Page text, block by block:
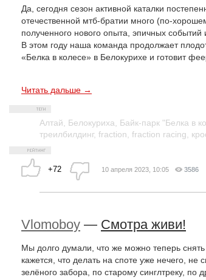
Да, сегодня сезон активной каталки
отечественной мтб-братии много (по-
полученного нового опыта, эпичных событий
В этом году наша команда продолжает
«Белка в колесе» в Белокурихе и готовит
Читать дальше →
Алтай, Белокуриха, Байк-парк "Белка в
треилбилдинг, fraction, fraction racing,
+72 10 апреля 2023, 10:05 3586
Vlomoboy — Смотра живи!
Мы долго думали, что же можно теперь
кажется, что делать на споте уже нечего, не
зелёного забора, по старому синглтреку,